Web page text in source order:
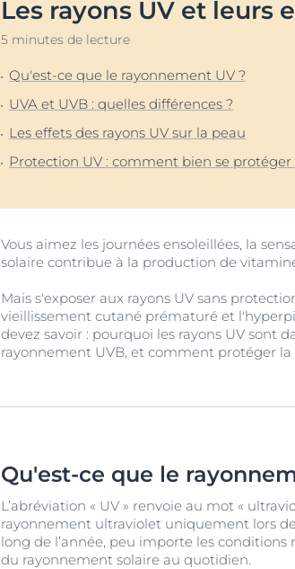
Peaux sèches
Peaux hyperpigmentées
Protection solaire
Découvrez Anti-
NOUVEAU
Soin de
Les rayons UV et leurs
5 minutes de lecture
Qu'est-ce que le rayonnement UV ?
UVA et UVB : quelles différences ?
Les effets des rayons UV sur la peau
Protection UV : comment bien se protéger
Vous aimez les journées ensoleillées, la
solaire contribue à la production de
Mais s'exposer aux rayons UV sans
vieillissement cutané prématuré et
devez savoir : pourquoi les rayons UV sont
rayonnement UVB, et comment protéger
Qu'est-ce que le
L’abréviation « UV » renvoie au mot «
rayonnement ultraviolet uniquement lors
long de l’année, peu importe les
du rayonnement solaire au quotidien.